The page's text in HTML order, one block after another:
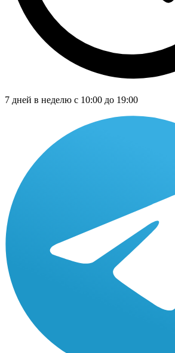
7 дней в неделю с 10:00 до 19:00